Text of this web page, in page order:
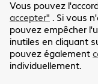
Nous profitons des
intégrer des
données sur vos
plus détaillées
Réglages